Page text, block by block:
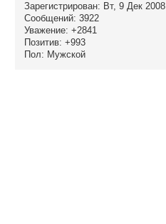
Зарегистрирован: Вт, 9 Дек 2008
Сообщений: 3922
Уважение: +2841
Позитив: +993
Пол: Мужской